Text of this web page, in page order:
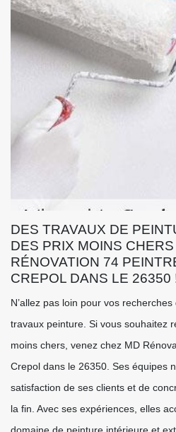
DES TRAVAUX DE
DES PRIX MOINS
RÉNOVATION 74
CREPOL DANS LE 26350
N’allez pas loin pour vos
travaux peinture. Si vous souhaitez
moins chers, venez chez MD
Crepol dans le 26350. Ses équipes
satisfaction de ses clients et de
la fin. Avec ses expériences, elles